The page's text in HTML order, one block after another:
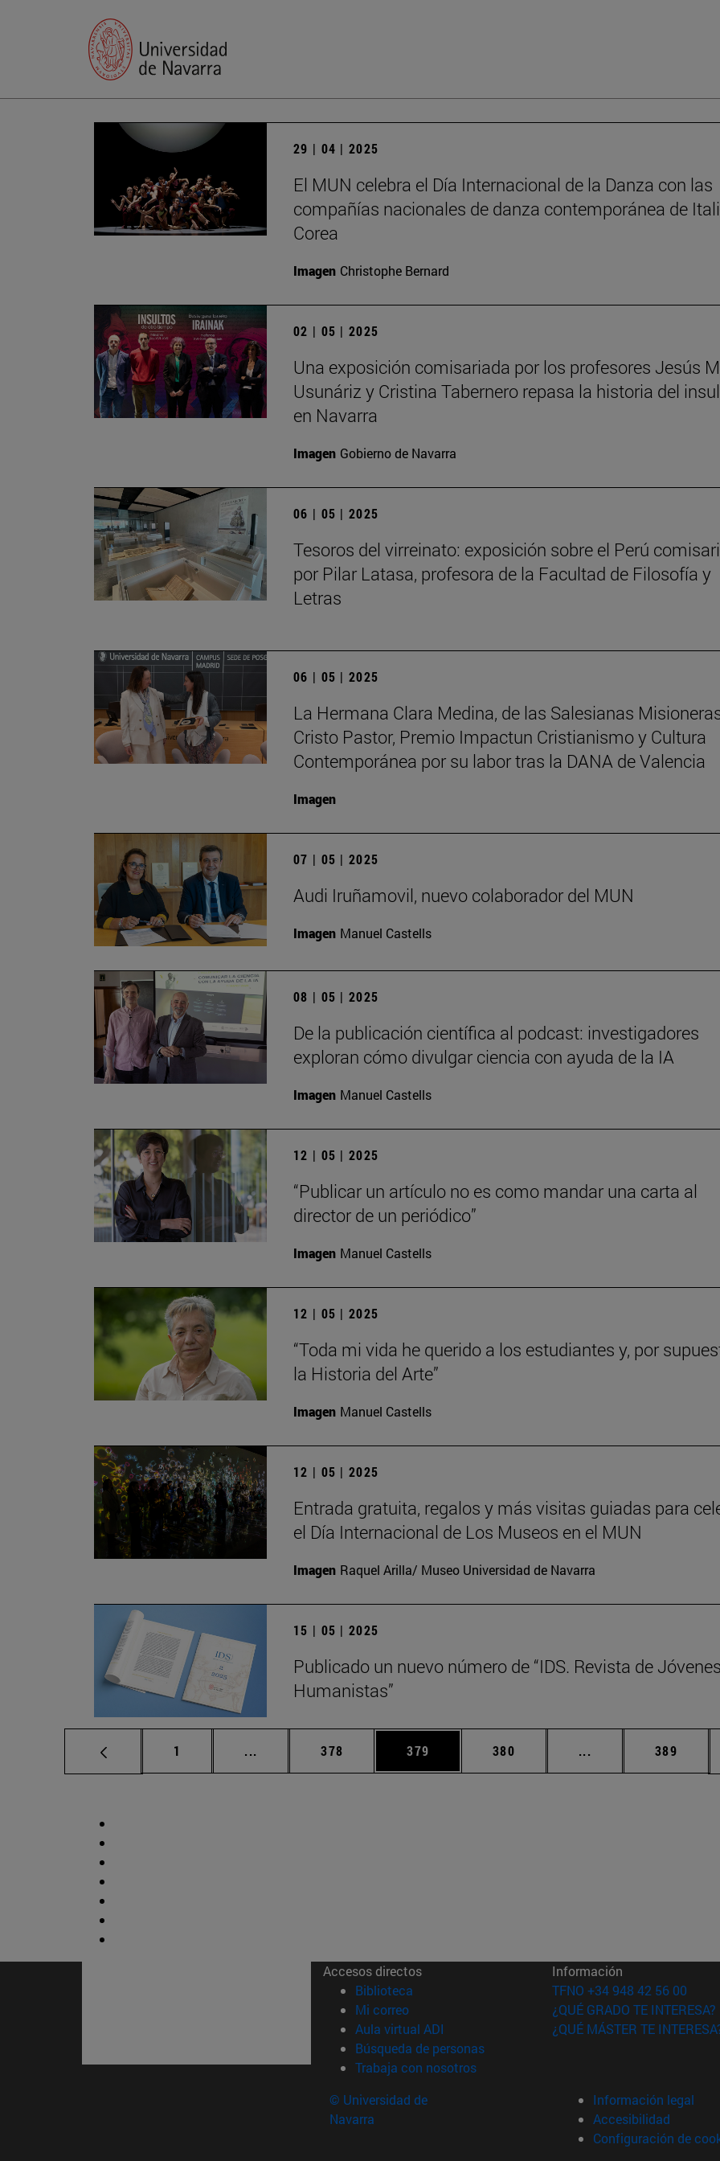
29 | 04 | 2025
El MUN celebra el Día Internacional de la Danza con las
compañías nacionales de danza contemporánea de
Corea
Imagen Christophe Bernard
02 | 05 | 2025
Una exposición comisariada por los profesores Jesús
Usunáriz y Cristina Tabernero repasa la historia del
en Navarra
Imagen Gobierno de Navarra
06 | 05 | 2025
Tesoros del virreinato: exposición sobre el Perú
por Pilar Latasa, profesora de la Facultad de Filosofía y
Letras
06 | 05 | 2025
La Hermana Clara Medina, de las Salesianas
Cristo Pastor, Premio Impactun Cristianismo y Cultura
Contemporánea por su labor tras la DANA de Valencia
Imagen
07 | 05 | 2025
Audi Iruñamovil, nuevo colaborador del MUN
Imagen Manuel Castells
08 | 05 | 2025
De la publicación científica al podcast: investigadores
exploran cómo divulgar ciencia con ayuda de la IA
Imagen Manuel Castells
12 | 05 | 2025
“Publicar un artículo no es como mandar una carta al
director de un periódico”
Imagen Manuel Castells
12 | 05 | 2025
“Toda mi vida he querido a los estudiantes y, por
la Historia del Arte”
Imagen Manuel Castells
12 | 05 | 2025
Entrada gratuita, regalos y más visitas guiadas para
el Día Internacional de Los Museos en el MUN
Imagen Raquel Arilla/ Museo Universidad de Navarra
15 | 05 | 2025
Publicado un nuevo número de “IDS. Revista de Jóvenes
Humanistas”
Página
1 ... Páginas intermedias Use TAB para desplazarse.
Página
378 Página
379 Página
380 ... Páginas intermedias
Página
389
Accesos directos
Biblioteca (abre en nueva ventana)
Mi correo(abre en nueva ventana)
Aula virtual ADI (abre en nueva ventana)
Búsqueda de personas(abre en nueva ventana)
Trabaja con nosotros(abre en nueva ventana)
Información
TFNO +34 948 42 56 00
¿QUÉ GRADO TE INTERESA?
¿QUÉ MÁSTER TE
© Universidad de
Navarra
Información legal
Accesibilidad
Configuración de